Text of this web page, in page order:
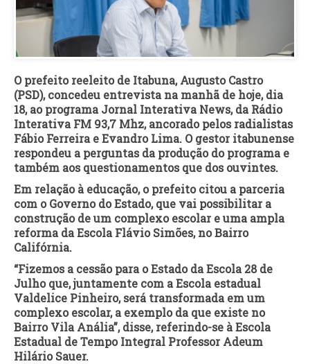
O prefeito reeleito de Itabuna, Augusto Castro
(PSD), concedeu entrevista na manhã de hoje, dia
18, ao programa Jornal Interativa News, da Rádio
Interativa FM 93,7 Mhz, ancorado pelos radialistas
Fábio Ferreira e Evandro Lima. O gestor itabunense
respondeu a perguntas da produção do programa e
também aos questionamentos que dos ouvintes.
Em relação à educação, o prefeito citou a parceria
com o Governo do Estado, que vai possibilitar a
construção de um complexo escolar e uma ampla
reforma da Escola Flávio Simões, no Bairro
Califórnia.
“Fizemos a cessão para o Estado da Escola 28 de
Julho que, juntamente com a Escola estadual
Valdelice Pinheiro, será transformada em um
complexo escolar, a exemplo da que existe no
Bairro Vila Anália”, disse, referindo-se à Escola
Estadual de Tempo Integral Professor Adeum
Hilário Sauer.